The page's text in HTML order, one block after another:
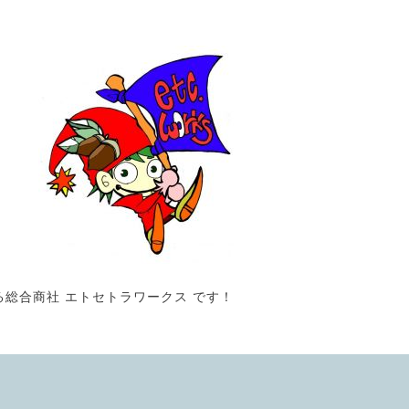
総合商社 エトセトラワークス です！